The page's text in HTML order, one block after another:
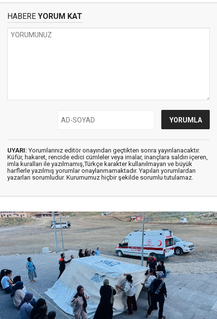
HABERE YORUM KAT
UYARI: Yorumlarınız editör onayından geçtikten sonra yayınlanacaktır.
Küfür, hakaret, rencide edici cümleler veya imalar, inançlara saldırı içeren,
imla kuralları ile yazılmamış,Türkçe karakter kullanılmayan ve büyük
harflerle yazılmış yorumlar onaylanmamaktadır. Yapılan yorumlardan
yazarları sorumludur. Kurumumuz hiçbir şekilde sorumlu tutulamaz.